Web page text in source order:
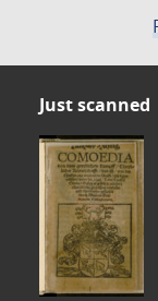
Just scanned